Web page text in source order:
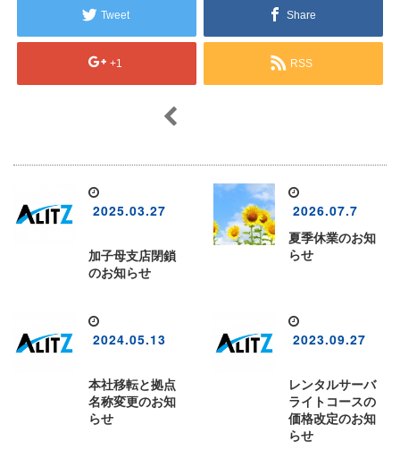
Tweet Share
+1 RSS
2025.03.27
加子母支店閉鎖
のお知らせ
2026.07.7
夏季休業のお知
らせ
2024.05.13
本社移転と拠点
名称変更のお知
らせ
2023.09.27
レンタルサーバ
ライトコースの
価格改定のお知
らせ